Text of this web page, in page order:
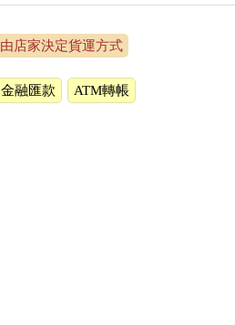
由店家決定貨運方式
金融匯款 ATM轉帳